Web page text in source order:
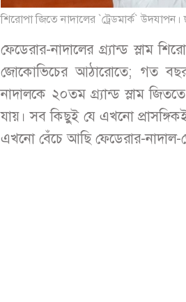
শিরোপা জিতে নাদালের `ট্রেডমার্ক`
ফেডেরার-নাদালের গ্র্যান্ড স্লাম
জোকোভিচের আঠারোতে; গত
নাদালকে ২০তম গ্র্যান্ড স্লাম
যায়। সব কিছুই যে এখনো
এখনো বেঁচে আছি ফেডেরার-নাদাল-